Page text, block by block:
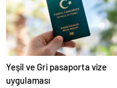
Yeşil ve Gri pasaporta vize
uygulaması